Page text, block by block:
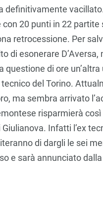
definitivamente
20 punti in 22 partite
retrocessione. Per
di esonerare
di ore un’altra
tecnico del Torino.
ma sembra arrivato
risparmierà
Infatti l’ex
di dargli le sei
e sarà annunciato